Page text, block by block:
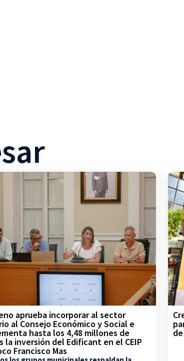
aprueba incorporar al sector
al Consejo Económico y Social e
hasta los 4,48 millones de
la inversión del Edificant en el CEIP
Francisco Mas